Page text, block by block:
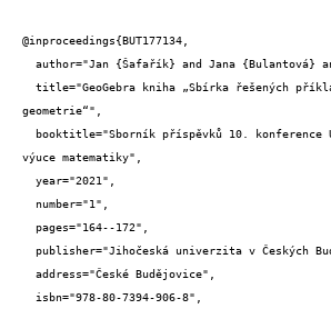
@inproceedings{BUT177134,
geometrie“",
výuce matematiky",